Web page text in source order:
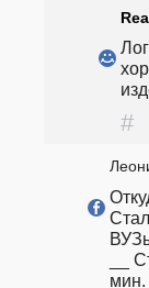
#
__
мин.